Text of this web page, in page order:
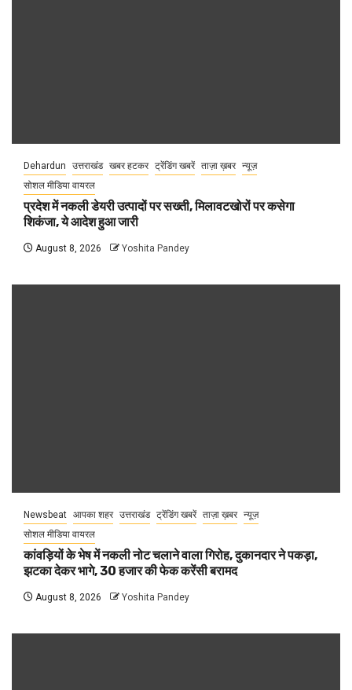
Dehardun उत्तराखंड खबर हटकर ट्रेंडिंग खबरें ताज़ा ख़बर न्यूज़
सोशल मीडिया वायरल
प्रदेश में नकली डेयरी उत्पादों पर सख्ती, मिलावटखोरों पर कसेगा
शिकंजा, ये आदेश हुआ जारी
August 8, 2026 Yoshita Pandey
Newsbeat आपका शहर उत्तराखंड ट्रेंडिंग खबरें ताज़ा ख़बर न्यूज़
सोशल मीडिया वायरल
कांवड़ियों के भेष में नकली नोट चलाने वाला गिरोह, दुकानदार ने पकड़ा,
झटका देकर भागे, 30 हजार की फेक करेंसी बरामद
August 8, 2026 Yoshita Pandey